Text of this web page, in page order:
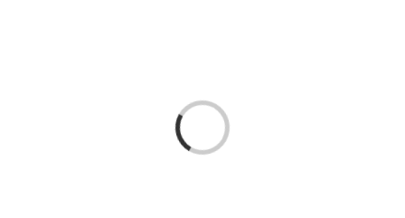
Cargando...